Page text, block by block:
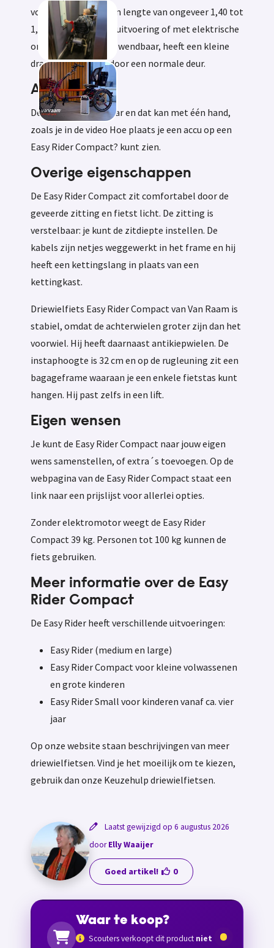
volwassenen met een lengte van ongeveer 1,40 tot
1,70 m. In standaard uitvoering of met elektrische
ondersteuning. Hij is wendbaar, heeft een kleine
draaicirkel en past door een normale deur.
Accu
De accu is afneembaar en dat kan met één hand,
zoals je in de video Hoe plaats je een accu op een
Easy Rider Compact? kunt zien.
Overige eigenschappen
De Easy Rider Compact zit comfortabel door de
geveerde zitting en fietst licht. De zitting is
verstelbaar: je kunt de zitdiepte instellen. De
kabels zijn netjes weggewerkt in het frame en hij
heeft een kettingslang in plaats van een
kettingkast.
Driewielfiets Easy Rider Compact van Van Raam is
stabiel, omdat de achterwielen groter zijn dan het
voorwiel. Hij heeft daarnaast antikiepwielen. De
instaphoogte is 32 cm en op de rugleuning zit een
bagageframe waaraan je een enkele fietstas kunt
hangen. Hij past zelfs in een lift.
Eigen wensen
Je kunt de Easy Rider Compact naar jouw eigen
wens samenstellen, of extra´s toevoegen. Op de
webpagina van de Easy Rider Compact staat een
link naar een prijslijst voor allerlei opties.
Zonder elektromotor weegt de Easy Rider
Compact 39 kg. Personen tot 100 kg kunnen de
fiets gebruiken.
Meer informatie over de Easy
Rider Compact
De Easy Rider heeft verschillende uitvoeringen:
Easy Rider (medium en large)
Easy Rider Compact voor kleine volwassenen
en grote kinderen
Easy Rider Small voor kinderen vanaf ca. vier
jaar
Op onze website staan beschrijvingen van meer
driewielfietsen. Vind je het moeilijk om te kiezen,
gebruik dan onze Keuzehulp driewielfietsen.
Laatst gewijzigd op 6 augustus 2026
doorElly Waaijer
Goed artikel! 0
Waar te koop?
Scouters verkoopt dit product niet